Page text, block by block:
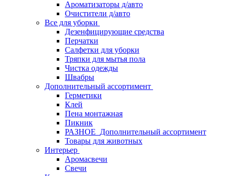
Ароматизаторы д/авто
Очистители д/авто
Все для уборки
Дезенфицирующие средства
Перчатки
Салфетки для уборки
Тряпки для мытья пола
Чистка одежды
Швабры
Дополнительный ассортимент
Герметики
Клей
Пена монтажная
Пикник
РАЗНОЕ_Дополнительный ассортимент
Товары для животных
Интерьер
Аромасвечи
Свечи